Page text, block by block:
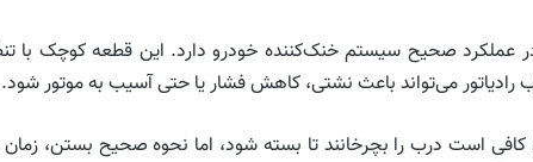
عملکرد صحیح سیستم خنک‌کننده خودرو دارد. این قطعه کوچک با
می‌تواند باعث نشتی، کاهش فشار یا حتی آسیب به موتور شود.
کافی است درب را بچرخانند تا بسته شود، اما نحوه صحیح بستن،